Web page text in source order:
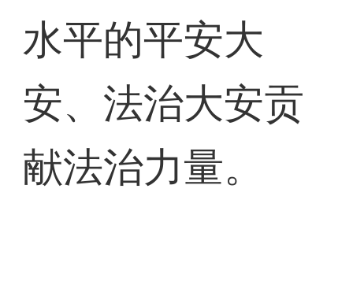
水平的平安大
安、法治大安贡
献法治力量。